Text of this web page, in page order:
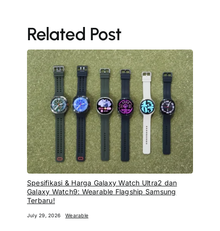
Related Post
Spesifikasi & Harga Galaxy Watch Ultra2 dan
Galaxy Watch9: Wearable Flagship Samsung
Terbaru!
July 29, 2026 Wearable